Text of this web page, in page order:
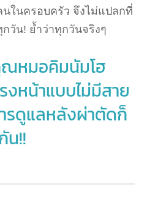
ในครอบครัว จึงไม่แปลกที่
วัน! ย้ำว่าทุกวันจริงๆ
หมอคิมนัมโฮ
หน้าแบบไม่มีสาย
รดูแลหลังผ่าตัดก็
น!!